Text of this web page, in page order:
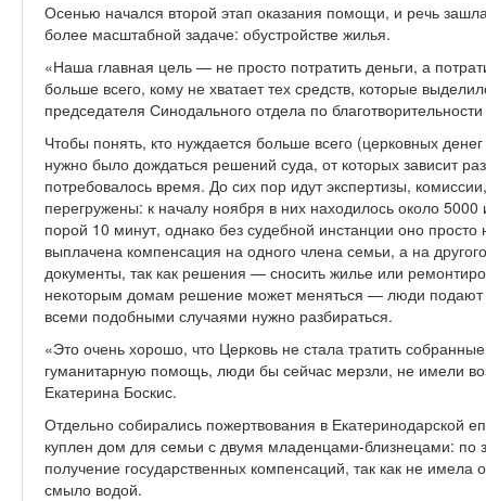
Осенью начался второй этап оказания помощи, и речь
более масштабной задаче: обустройстве жилья.
«Наша главная цель — не просто потратить деньги, а
больше всего, кому не хватает тех средств, которые
председателя Синодального отдела по
Чтобы понять, кто нуждается больше всего (церковных
нужно было дождаться решений суда, от которых зависит
потребовалось время. До сих пор идут экспертизы,
перегружены: к началу ноября в них находилось около
порой 10 минут, однако без судебной инстанции оно
выплачена компенсация на одного члена семьи, а на
документы, так как решения — сносить жилье или
некоторым домам решение может меняться — люди подают
всеми подобными случаями нужно разбираться.
«Это очень хорошо, что Церковь не стала тратить
гуманитарную помощь, люди бы сейчас мерзли, не имели
Екатерина Боскис.
Отдельно собирались пожертвования в Екатеринодарской
куплен дом для семьи с двумя младенцами-близнецами: по
получение государственных компенсаций, так как не
смыло водой.